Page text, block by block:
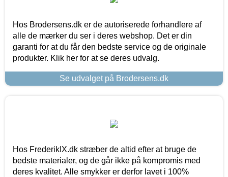
Hos Brodersens.dk er de autoriserede forhandlere af
alle de mærker du ser i deres webshop. Det er din
garanti for at du får den bedste service og de originale
produkter. Klik her for at se deres udvalg.
Se udvalget på Brodersens.dk
Hos FrederikIX.dk stræber de altid efter at bruge de
bedste materialer, og de går ikke på kompromis med
deres kvalitet. Alle smykker er derfor lavet i 100%